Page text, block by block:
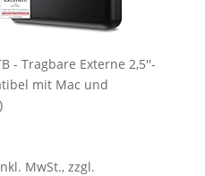
- Tragbare Externe 2,5''-
mit Mac und
MwSt., zzgl.